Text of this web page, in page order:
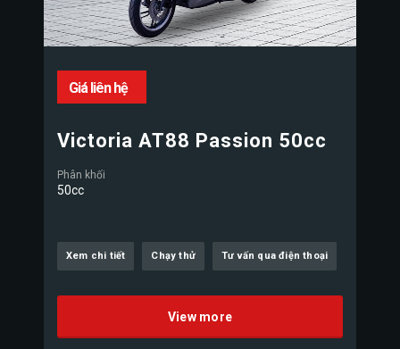
Giá liên hệ
Victoria AT88 Passion 50cc
Phân khối
50cc
Xem chi tiết Chạy thử Tư vấn qua điện thoại
View more